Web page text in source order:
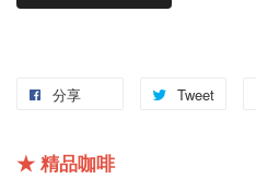
分享 Tweet
★ 精品咖啡